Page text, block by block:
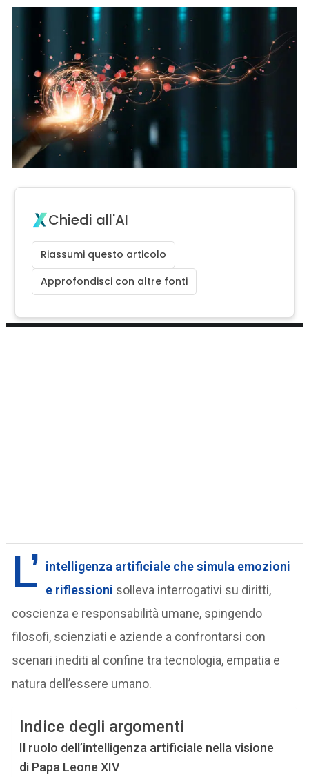
Chiedi all'AI
Riassumi questo articolo
Approfondisci con altre fonti
L’ intelligenza artificiale che simula emozioni
e riflessioni solleva interrogativi su diritti,
coscienza e responsabilità umane, spingendo
filosofi, scienziati e aziende a confrontarsi con
scenari inediti al confine tra tecnologia, empatia e
natura dell’essere umano.
Indice degli argomenti
Il ruolo dell’intelligenza artificiale nella visione
di Papa Leone XIV